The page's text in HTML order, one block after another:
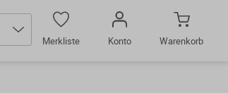
Merkliste
Konto Warenkorb